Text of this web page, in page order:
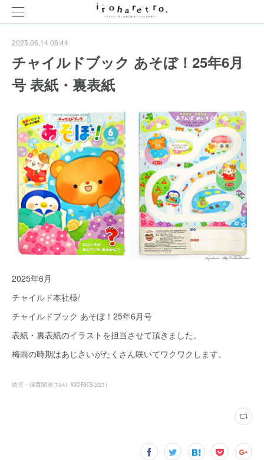
2025.06.14 06:44
チャイルドブック あそぼ！25年6月
号 表紙・裏表紙
2025年6月
チャイルド本社様/
チャイルドブック あそぼ！25年6月号
表紙・裏表紙のイラストを担当させて頂きました。
梅雨の時期はあじさいがたくさん咲いてワクワクします。
幼児・保育関連(134) WORKS(221)